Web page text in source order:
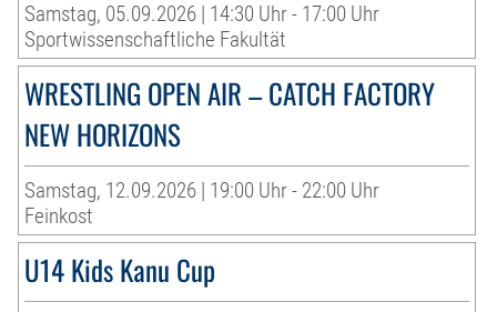
Samstag, 05.09.2026 | 14:30 Uhr - 17:00 Uhr
Sportwissenschaftliche Fakultät
WRESTLING OPEN AIR – CATCH FACTORY
NEW HORIZONS
Samstag, 12.09.2026 | 19:00 Uhr - 22:00 Uhr
Feinkost
U14 Kids Kanu Cup